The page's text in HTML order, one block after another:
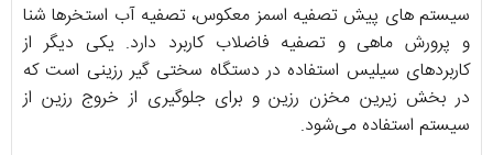
سیستم های پیش تصفیه اسمز معکوس، تصفیه آب استخرها شنا
و پرورش ماهی و تصفیه فاضلاب کاربرد دارد. یکی دیگر از
کاربردهای سیلیس استفاده در دستگاه سختی گیر رزینی است که
در بخش زیرین مخزن رزین و برای جلوگیری از خروج رزین از
سیستم استفاده می‌شود.